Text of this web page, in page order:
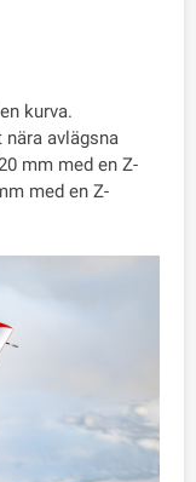
kurva.
avlägsna
mm med en Z-
med en Z-